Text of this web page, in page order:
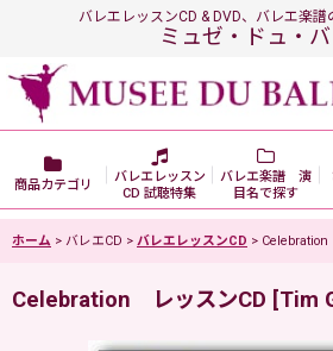
バレエレッスンCD & DVD、バレエ楽
ミュゼ・ドュ・
商品カテゴリ
バレエレッスン
CD 試聴特集
バレエ楽譜 演
目名で探す
ホーム > バレエCD > バレエレッスンCD >
Celebration レッスンCD [Tim